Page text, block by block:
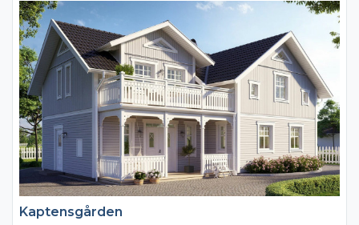
Kaptensgården